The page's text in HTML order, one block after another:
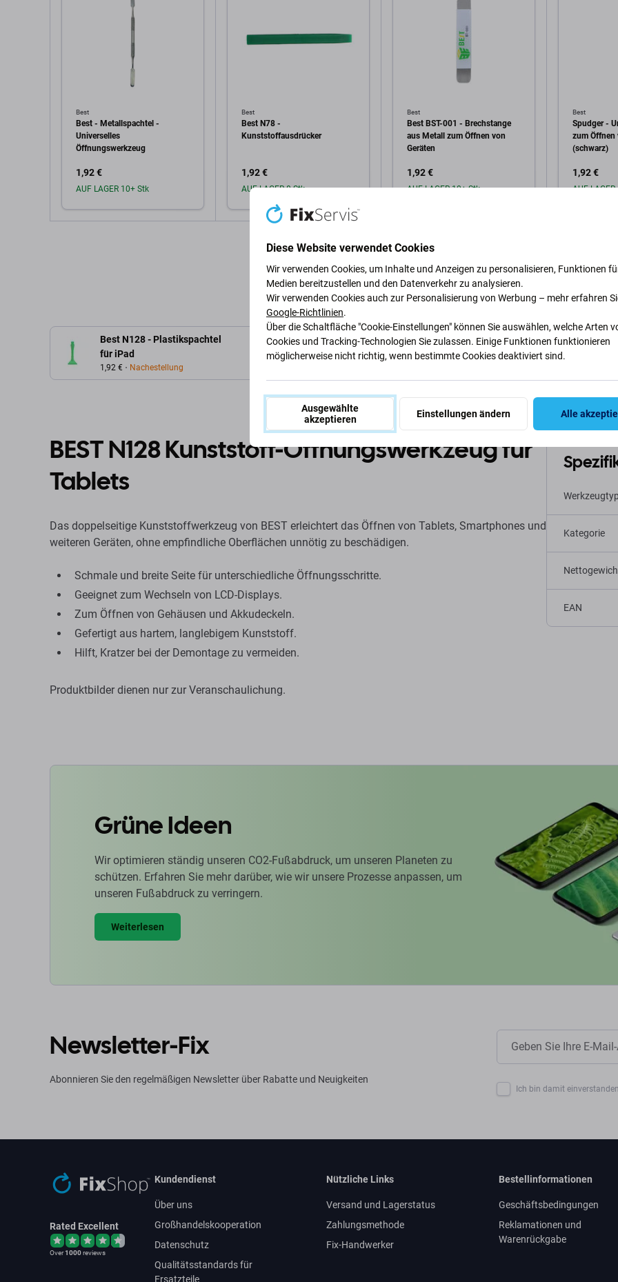
Best
Best - Metallspachtel -
Universelles
Öffnungswerkzeug
1,92 €
AUF LAGER 10+ Stk
Best
Best N78 -
Kunststoffausdrücker
1,92 €
AUF LAGER 8 Stk
Best
Best BST-001 - Brechstange
aus Metall zum Öffnen von
Geräten
1,92 €
AUF LAGER 10+ Stk
Best
Spudger -
zum Öffnen
(schwarz)
1,92 €
AUF
Best N128 - Plastikspachtel
für iPad
1,92 € Nachestellung
Beschreibung und Spezifikation Versand und Rückgabe
BEST N128 Kunststoff-Öffnungswerkzeug für
Tablets
Das doppelseitige Kunststoffwerkzeug von BEST erleichtert das Öffnen von Tablets, Smartphones und
weiteren Geräten, ohne empfindliche Oberflächen unnötig zu beschädigen.
Schmale und breite Seite für unterschiedliche Öffnungsschritte.
Geeignet zum Wechseln von LCD-Displays.
Zum Öffnen von Gehäusen und Akkudeckeln.
Gefertigt aus hartem, langlebigem Kunststoff.
Hilft, Kratzer bei der Demontage zu vermeiden.
Produktbilder dienen nur zur Veranschaulichung.
Werkzeugtyp
Kategorie
EAN
Grüne Ideen
Wir optimieren ständig unseren CO2-Fußabdruck, um unseren Planeten zu
schützen. Erfahren Sie mehr darüber, wie wir unsere Prozesse anpassen, um
unseren Fußabdruck zu verringern.
Weiterlesen
Newsletter-Fix
Abonnieren Sie den regelmäßigen Newsletter über Rabatte und Neuigkeiten
Ich bin damit
Rated Excellent
Over1000reviews
Kundendienst
Über uns
Großhandelskooperation
Datenschutz
Qualitätsstandards für
Ersatzteile
Nützliche Links
Versand und Lagerstatus
Zahlungsmethode
Fix-Handwerker
Bestellinformationen
Geschäftsbedingungen
Reklamationen und
Warenrückgabe
Diese Website verwendet Cookies
Wir verwenden Cookies, um Inhalte und Anzeigen zu personalisieren, Funktionen
Medien bereitzustellen und den Datenverkehr zu analysieren.
Wir verwenden Cookies auch zur Personalisierung von Werbung – mehr erfahren
Google-Richtlinien.
Über die Schaltfläche "Cookie-Einstellungen" können Sie auswählen, welche Arten
Cookies und Tracking-Technologien Sie zulassen. Einige Funktionen funktionieren
möglicherweise nicht richtig, wenn bestimmte Cookies deaktiviert sind.
Ausgewählte
akzeptieren
Einstellungen ändern Alle